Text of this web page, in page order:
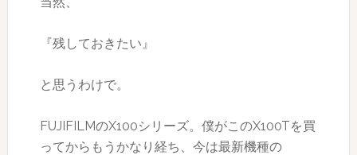
『残しておきたい』
と思うわけで。
FUJIFILMのX100シリーズ。僕がこのX100Tを買
ってからもうかなり経ち、今は最新機種の